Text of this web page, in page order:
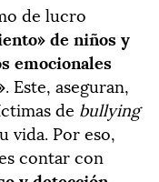
de lucro
de niños y
emocionales
. Este, aseguran,
de bullying
vida. Por eso,
contar con